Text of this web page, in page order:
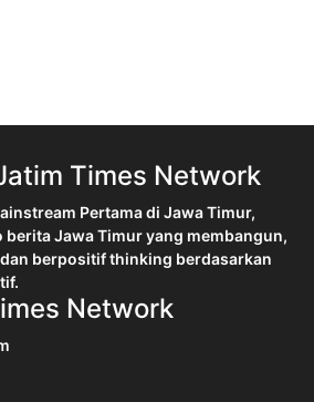
Times Network
Pertama di Jawa Timur,
berita Jawa Timur yang membangun,
berpositif thinking berdasarkan
Network